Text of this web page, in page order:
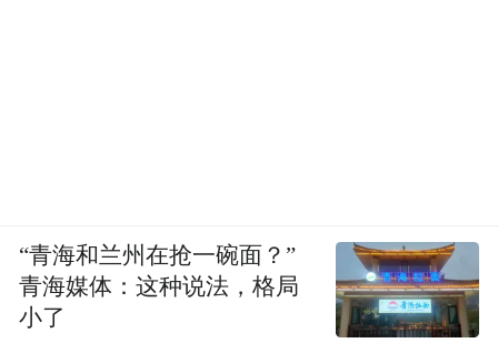
“青海和兰州在抢一碗面？”
青海媒体：这种说法，格局
小了